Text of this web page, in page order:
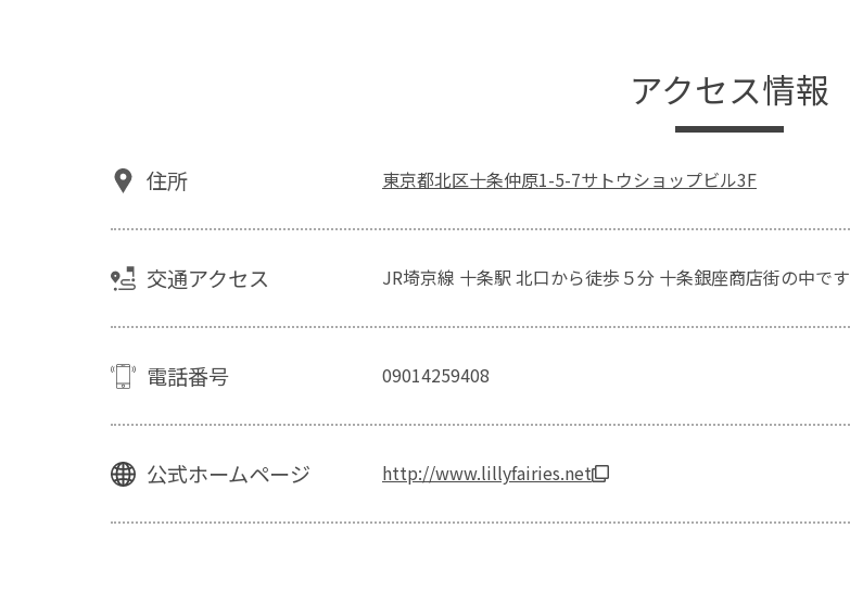
アクセス情報
住所 東京都北区十条仲原1-5-7サトウショップビル3F
交通アクセス JR埼京線 十条駅 北口から徒歩５分 十条銀座商店街の中です
電話番号 09014259408
公式ホームページ http://www.lillyfairies.net